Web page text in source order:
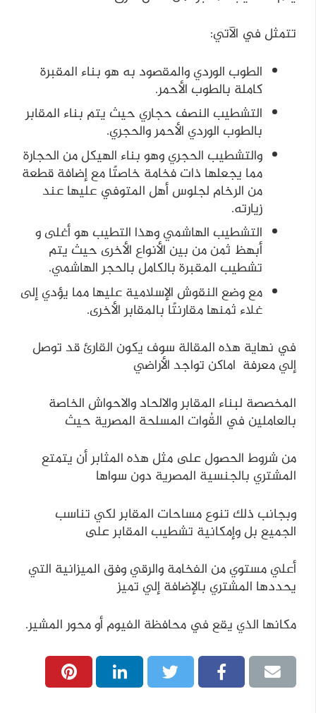
تتمثل في الآتي:
الطوب الوردي والمقصود به هو بناء المقبرة
كاملة بالطوب الأحمر.
التشطيب النصف حجاري حيث يتم بناء المقابر
بالطوب الوردي الأحمر والحجري.
والتشطيب الحجري وهو بناء الهيكل من الحجارة
مما يجعلها ذات فخامة خاصتًا مع إضافة قطعة
من الرخام لجلوس أهل المتوفي عليها عند
زيارته.
التشطيب الهاشمي وهذا التطيب هو أغلى و
أبهظ ثمن من بين الأنواع الأخرى حيث يتم
تشطيب المقبرة بالكامل بالحجر الهاشمي.
مع وضع النقوش الإسلامية عليها مما يؤدي إلى
غلاء ثمنها مقارنتًا بالمقابر الأخرى.
في نهاية هذه المقالة سوف يكون القارئ قد توصل
إلي معرفة اماكن تواجد الأراضي
المخصصة لبناء المقابر والالحاد والاحواش الخاصة
بالعاملين في القُوات المسلحة المصرية حيث
من شروط الحصول على مثل هذه المثابر أن يتمتع
المشتري بالجنسية المصرية دون سواها
وبجانب ذلك تنوع مساحات المقابر لكي تناسب
الجميع بل وإمكانية تشطيب المقابر على
أعلي مستوي من الفخامة والرقي وفق الميزانية التي
يحددها المشتري بالإضافة إلي تميز
مكانها الذي يقع في محافظة الفيوم أو محور المشير.